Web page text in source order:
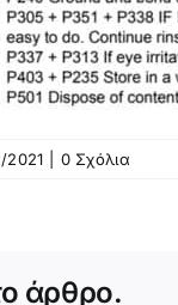
2021 0 Σχόλια
άρθρο.